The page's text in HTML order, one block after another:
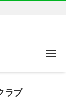
ラブ